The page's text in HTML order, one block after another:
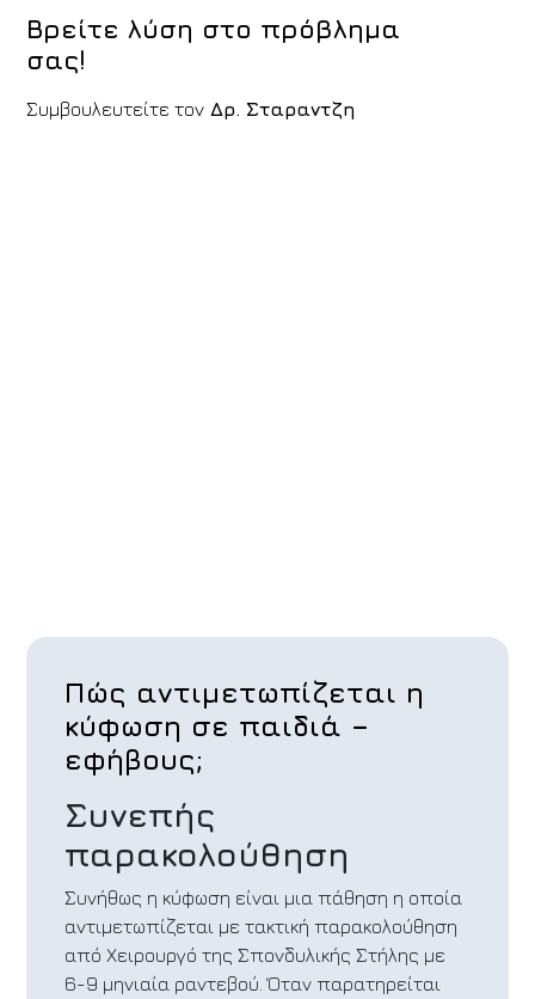
Βρείτε λύση στο πρόβλημα
σας!
Συμβουλευτείτε τον Δρ. Σταραντζη
Πώς αντιμετωπίζεται η
κύφωση σε παιδιά –
εφήβους;
Συνεπής
παρακολούθηση
Συνήθως η κύφωση είναι μια πάθηση η οποία
αντιμετωπίζεται με τακτική παρακολούθηση
από Χειρουργό της Σπονδυλικής Στήλης με
6-9 μηνιαία ραντεβού. Όταν παρατηρείται